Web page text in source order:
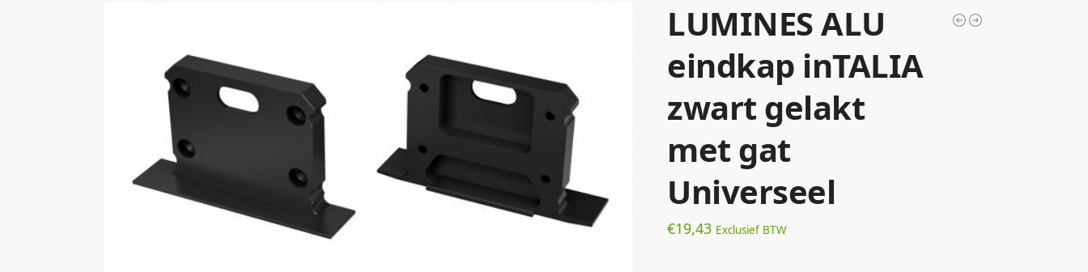
LUMINES ALU
eindkap inTALIA
zwart gelakt
met gat
Universeel
€19,43 Exclusief BTW